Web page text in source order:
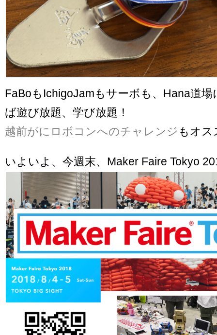
FaBoもIchigoJamもサーボも、Hana道
ば遊び放題、学び放題！
越前がにロボコンへのチャレンジ もオ
いよいよ、今週末、Maker Faire Tokyo